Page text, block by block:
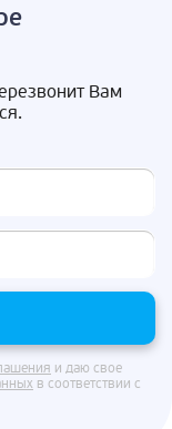
Вам
и даю свое
в соответствии с